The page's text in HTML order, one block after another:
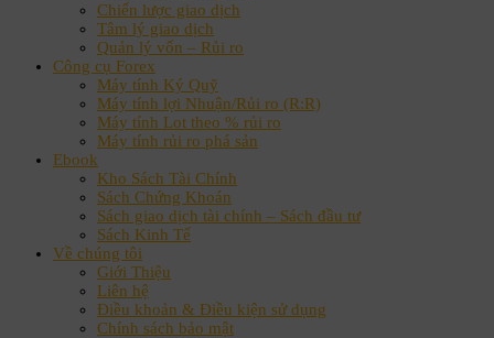
Chiến lược giao dịch
Tâm lý giao dịch
Quản lý vốn – Rủi ro
Công cụ Forex
Máy tính Ký Quỹ
Máy tính lợi Nhuận/Rủi ro (R:R)
Máy tính Lot theo % rủi ro
Máy tính rủi ro phá sản
Ebook
Kho Sách Tài Chính
Sách Chứng Khoán
Sách giao dịch tài chính – Sách đầu tư
Sách Kinh Tế
Về chúng tôi
Giới Thiệu
Liên hệ
Điều khoản & Điều kiện sử dụng
Chính sách bảo mật